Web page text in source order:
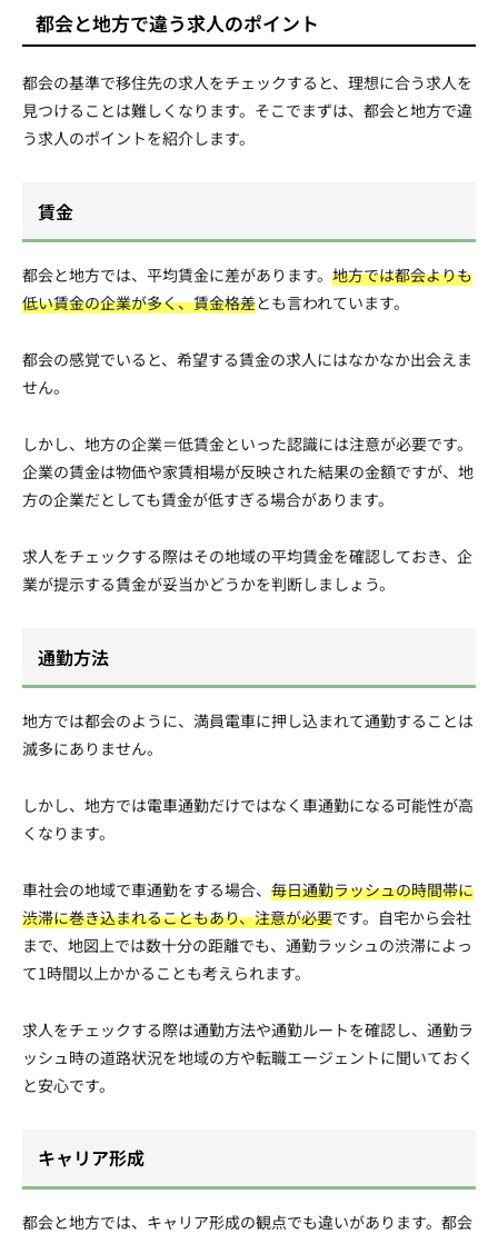
都会と地方で違う求人のポイント
都会の基準で移住先の求人をチェックすると、理想に合う求人を
見つけることは難しくなります。そこでまずは、都会と地方で違
う求人のポイントを紹介します。
賃金
都会と地方では、平均賃金に差があります。 地方では都会よりも
低い賃金の企業が多く、賃金格差とも言われています。
都会の感覚でいると、希望する賃金の求人にはなかなか出会えま
せん。
しかし、地方の企業＝低賃金といった認識には注意が必要です。
企業の賃金は物価や家賃相場が反映された結果の金額ですが、地
方の企業だとしても賃金が低すぎる場合があります。
求人をチェックする際はその地域の平均賃金を確認しておき、企
業が提示する賃金が妥当かどうかを判断しましょう。
通勤方法
地方では都会のように、満員電車に押し込まれて通勤することは
滅多にありません。
しかし、地方では電車通勤だけではなく車通勤になる可能性が高
くなります。
車社会の地域で車通勤をする場合、 毎日通勤ラッシュの時間帯に
渋滞に巻き込まれることもあり、注意が必要です。自宅から会社
まで、地図上では数十分の距離でも、通勤ラッシュの渋滞によっ
て1時間以上かかることも考えられます。
求人をチェックする際は通勤方法や通勤ルートを確認し、通勤ラ
ッシュ時の道路状況を地域の方や転職エージェントに聞いておく
と安心です。
キャリア形成
都会と地方では、キャリア形成の観点でも違いがあります。都会